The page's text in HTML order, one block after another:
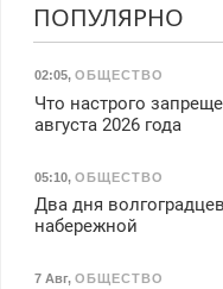
ПОПУЛЯРНО
02:05, ОБЩЕСТВО
Что настрого
августа 2026 года
05:10, ОБЩЕСТВО
Два дня
набережной
7 Авг, ОБЩЕСТВО